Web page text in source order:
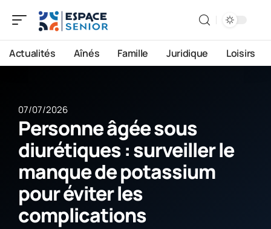
Actualités Aînés Famille Juridique Loisirs
07/07/2026
Personne âgée sous
diurétiques : surveiller le
manque de potassium
pour éviter les
complications